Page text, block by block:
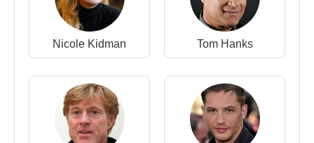
2006 - Have I Got News for You (Konuk oyuncu)
(TV Dizisi)
2005 - Yeniden Başlamak (Gary Winston) (Sinema
Filmi)
2005 - Much Ado About Nothing (Benedick) (TV
2005 - Friends and Crocodiles (Paul) (TV Dizisi)
2005 - Chromophobia (Marcus Aylesbury) (Sinema
Nicole Kidman Tom Hanks